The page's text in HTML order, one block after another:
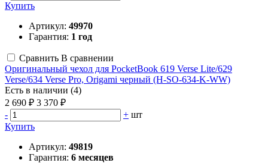
Купить
Артикул: 49970
Гарантия: 1 год
Сравнить В сравнении
Оригинальный чехол для PocketBook 619 Verse Lite/629
Verse/634 Verse Pro, Origami черный (H-SO-634-K-WW)
Есть в наличии (4)
2 690 ₽ 3 370 ₽
-
+ шт
Купить
Артикул: 49819
Гарантия: 6 месяцев